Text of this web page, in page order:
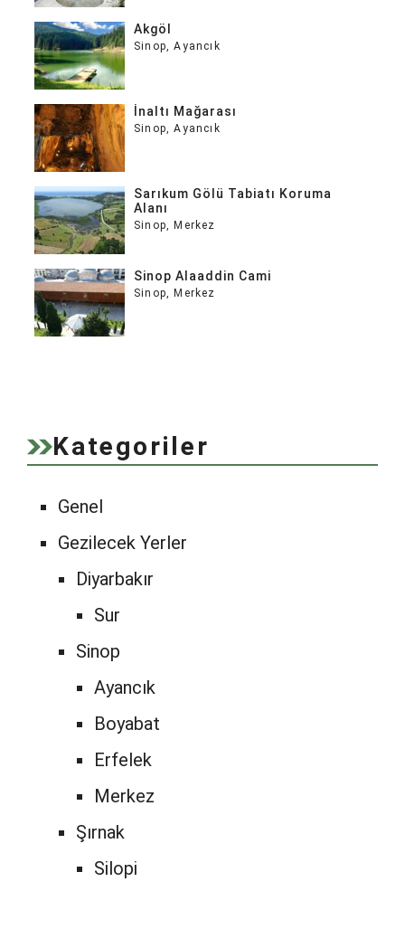
Akgöl
Sinop ,Ayancık
İnaltı Mağarası
Sinop ,Ayancık
Sarıkum Gölü Tabiatı Koruma
Alanı
Sinop ,Merkez
Sinop Alaaddin Cami
Sinop ,Merkez
Kategoriler
Genel
Gezilecek Yerler
Diyarbakır
Sur
Sinop
Ayancık
Boyabat
Erfelek
Merkez
Şırnak
Silopi